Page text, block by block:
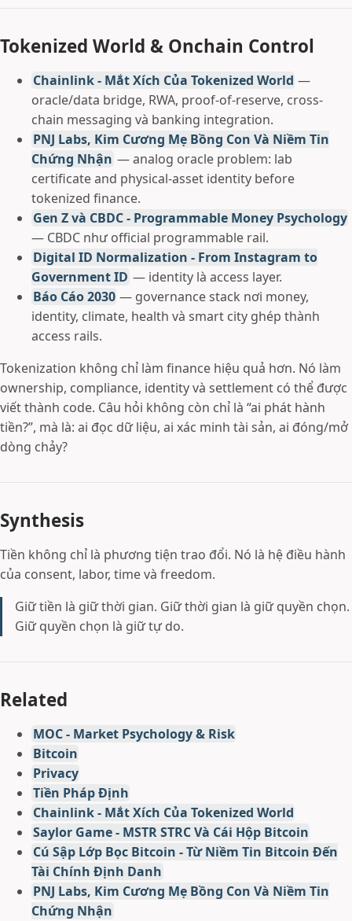
Tokenized World & Onchain Control
Chainlink - Mắt Xích Của Tokenized World —
oracle/data bridge, RWA, proof-of-reserve, cross-
chain messaging và banking integration.
PNJ Labs, Kim Cương Mẹ Bồng Con Và Niềm Tin
Chứng Nhận — analog oracle problem: lab
certificate and physical-asset identity before
tokenized finance.
Gen Z và CBDC - Programmable Money Psychology
— CBDC như official programmable rail.
Digital ID Normalization - From Instagram to
Government ID — identity là access layer.
Báo Cáo 2030 — governance stack nơi money,
identity, climate, health và smart city ghép thành
access rails.
Tokenization không chỉ làm finance hiệu quả hơn. Nó làm
ownership, compliance, identity và settlement có thể được
viết thành code. Câu hỏi không còn chỉ là “ai phát hành
tiền?”, mà là: ai đọc dữ liệu, ai xác minh tài sản, ai đóng/mở
dòng chảy?
Synthesis
Tiền không chỉ là phương tiện trao đổi. Nó là hệ điều hành
của consent, labor, time và freedom.
Giữ tiền là giữ thời gian. Giữ thời gian là giữ quyền chọn.
Giữ quyền chọn là giữ tự do.
Related
MOC - Market Psychology & Risk
Bitcoin
Privacy
Tiền Pháp Định
Chainlink - Mắt Xích Của Tokenized World
Saylor Game - MSTR STRC Và Cái Hộp Bitcoin
Cú Sập Lớp Bọc Bitcoin - Từ Niềm Tin Bitcoin Đến
Tài Chính Định Danh
PNJ Labs, Kim Cương Mẹ Bồng Con Và Niềm Tin
Chứng Nhận